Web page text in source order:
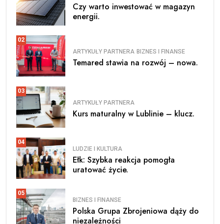
Czy warto inwestować w magazyn
energii.
02
ARTYKUŁY PARTNERA BIZNES I FINANSE
Temared stawia na rozwój – nowa.
03
ARTYKUŁY PARTNERA
Kurs maturalny w Lublinie – klucz.
04
LUDZIE I KULTURA
Ełk: Szybka reakcja pomogła
uratować życie.
05
BIZNES I FINANSE
Polska Grupa Zbrojeniowa dąży do
niezależności